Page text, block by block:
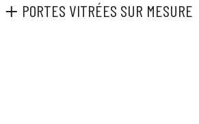
PORTES VITRÉES SUR MESURE